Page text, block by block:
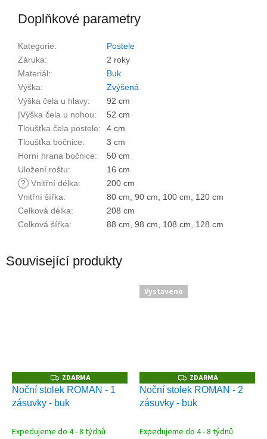
Doplňkové parametry
Kategorie:
Postele
Záruka:
2 roky
Materiál:
Buk
Výška:
Zvýšená
Výška čela u hlavy:
92 cm
|Výška čela u nohou:
52 cm
Tloušťka čela postele:
4 cm
Tloušťka bočnice:
3 cm
Horní hrana bočnice:
50 cm
Uložení roštu:
16 cm
? Vnitřní délka:
200 cm
Vnitřní šířka:
80 cm, 90 cm, 100 cm, 120 cm
Celková délka:
208 cm
Celková šířka: 88 cm, 98 cm, 108 cm, 128 cm
Související produkty
Z
D
A
R
ZDARMA
Noční stolek ROMAN - 1
zásuvky - buk
Expedujeme do 4 - 8 týdnů
Vystaveno
Z
D
A
R
ZDARMA
Noční stolek ROMAN - 2
zásuvky - buk
Expedujeme do 4 - 8 týdnů